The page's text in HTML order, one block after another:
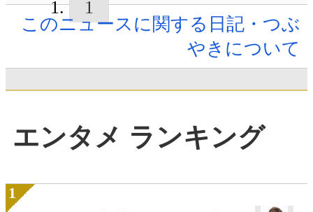
1
このニュースに関する日記・つぶ
やきについて
エンタメ ランキング